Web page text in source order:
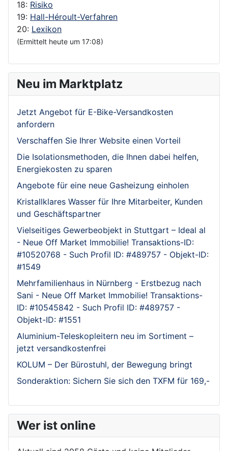
18: Risiko
19: Hall-Héroult-Verfahren
20: Lexikon
(Ermittelt heute um 17:08)
Neu im Marktplatz
Jetzt Angebot für E-Bike-Versandkosten
anfordern
Verschaffen Sie Ihrer Website einen Vorteil
Die Isolationsmethoden, die Ihnen dabei helfen,
Energiekosten zu sparen
Angebote für eine neue Gasheizung einholen
Kristallklares Wasser für Ihre Mitarbeiter, Kunden
und Geschäftspartner
Vielseitiges Gewerbeobjekt in Stuttgart – Ideal al
- Neue Off Market Immobilie! Transaktions-ID:
#10520768 - Such Profil ID: #489757 - Objekt-ID:
#1549
Mehrfamilienhaus in Nürnberg - Erstbezug nach
Sani - Neue Off Market Immobilie! Transaktions-
ID: #10545842 - Such Profil ID: #489757 -
Objekt-ID: #1551
Aluminium-Teleskopleitern neu im Sortiment –
jetzt versandkostenfrei
KOLUM – Der Bürostuhl, der Bewegung bringt
Sonderaktion: Sichern Sie sich den TXFM für 169,-
Wer ist online